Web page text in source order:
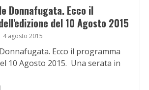
Donnafugata. Ecco il
del 10 Agosto 2015
4 agosto 2015
Ecco il programma
10 Agosto 2015. Una serata in